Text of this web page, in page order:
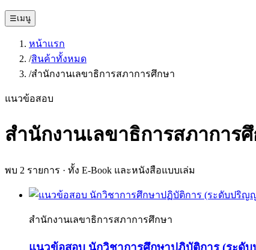
☰เมนู
หน้าแรก
/สินค้าทั้งหมด
/สำนักงานเลขาธิการสภาการศึกษา
แนวข้อสอบ
สำนักงานเลขาธิการสภาการ
พบ 2 รายการ · ทั้ง E-Book และหนังสือแบบเล่ม
สำนักงานเลขาธิการสภาการศึกษา
แนวข้อสอบ นักวิชาการศึกษาปฏิบัติการ (ระดั